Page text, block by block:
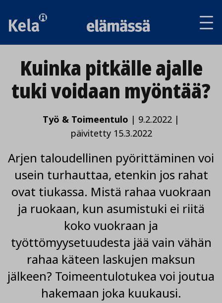
Kuinka pitkälle ajalle
tuki voidaan myöntää?
Työ & Toimeentulo | 9.2.2022 |
päivitetty 15.3.2022
Arjen taloudellinen pyörittäminen voi
usein turhauttaa, etenkin jos rahat
ovat tiukassa. Mistä rahaa vuokraan
ja ruokaan, kun asumistuki ei riitä
koko vuokraan ja
työttömyysetuudesta jää vain vähän
rahaa käteen laskujen maksun
jälkeen? Toimeentulotukea voi joutua
hakemaan joka kuukausi.